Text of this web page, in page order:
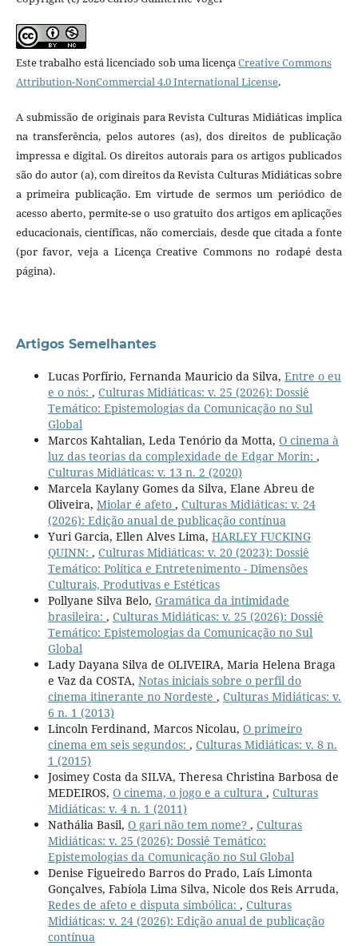
Este trabalho está licenciado sob uma licençaCreative Commons
Attribution-NonCommercial 4.0 International License.
A submissão de originais para Revista Culturas Midiáticas implica
na transferência, pelos autores (as), dos direitos de publicação
impressa e digital. Os direitos autorais para os artigos publicados
são do autor (a), com direitos da Revista Culturas Midiáticas sobre
a primeira publicação. Em virtude de sermos um periódico de
acesso aberto, permite-se o uso gratuito dos artigos em aplicações
educacionais, científicas, não comerciais, desde que citada a fonte
(por favor, veja a Licença Creative Commons no rodapé desta
página).
Artigos Semelhantes
Lucas Porfírio, Fernanda Mauricio da Silva, Entre o eu
e o nós: , Culturas Midiáticas: v. 25 (2026): Dossiê
Temático: Epistemologias da Comunicação no Sul
Global
Marcos Kahtalian, Leda Tenório da Motta, O cinema à
luz das teorias da complexidade de Edgar Morin: ,
Culturas Midiáticas: v. 13 n. 2 (2020)
Marcela Kaylany Gomes da Silva, Elane Abreu de
Oliveira, Miolar é afeto , Culturas Midiáticas: v. 24
(2026): Edição anual de publicação contínua
Yuri Garcia, Ellen Alves Lima, HARLEY FUCKING
QUINN: , Culturas Midiáticas: v. 20 (2023): Dossiê
Temático: Política e Entretenimento - Dimensões
Culturais, Produtivas e Estéticas
Pollyane Silva Belo, Gramática da intimidade
brasileira: , Culturas Midiáticas: v. 25 (2026): Dossiê
Temático: Epistemologias da Comunicação no Sul
Global
Lady Dayana Silva de OLIVEIRA, Maria Helena Braga
e Vaz da COSTA, Notas iniciais sobre o perfil do
cinema itinerante no Nordeste , Culturas Midiáticas: v.
6 n. 1 (2013)
Lincoln Ferdinand, Marcos Nicolau, O primeiro
cinema em seis segundos: , Culturas Midiáticas: v. 8 n.
1 (2015)
Josimey Costa da SILVA, Theresa Christina Barbosa de
MEDEIROS, O cinema, o jogo e a cultura , Culturas
Midiáticas: v. 4 n. 1 (2011)
Nathália Basil, O gari não tem nome? , Culturas
Midiáticas: v. 25 (2026): Dossiê Temático:
Epistemologias da Comunicação no Sul Global
Denise Figueiredo Barros do Prado, Laís Limonta
Gonçalves, Fabíola Lima Silva, Nicole dos Reis Arruda,
Redes de afeto e disputa simbólica: , Culturas
Midiáticas: v. 24 (2026): Edição anual de publicação
contínua